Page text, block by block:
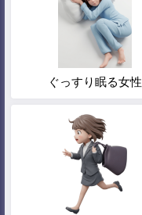
ぐっすり眠る女性